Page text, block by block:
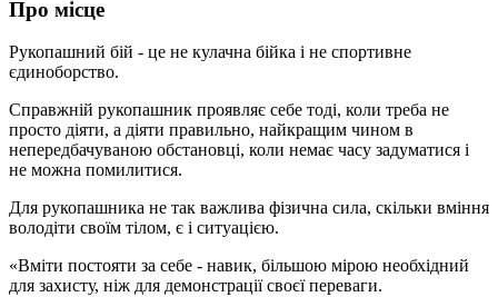
Про місце
Рукопашний бій - це не кулачна бійка і не спортивне
єдиноборство.
Справжній рукопашник проявляє себе тоді, коли треба не
просто діяти, а діяти правильно, найкращим чином в
непередбачуваною обстановці, коли немає часу задуматися і
не можна помилитися.
Для рукопашника не так важлива фізична сила, скільки вміння
володіти своїм тілом, є і ситуацією.
«Вміти постояти за себе - навик, більшою мірою необхідний
для захисту, ніж для демонстрації своєї переваги.